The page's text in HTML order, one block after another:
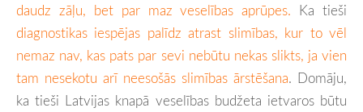
daudz zāļu, bet par maz veselības aprūpes. Ka tieši
diagnostikas iespējas palīdz atrast slimības, kur to vēl
nemaz nav, kas pats par sevi nebūtu nekas slikts, ja vien
tam nesekotu arī neesošās slimības ārstēšana. Domāju,
ka tieši Latvijas knapā veselības budžeta ietvaros būtu